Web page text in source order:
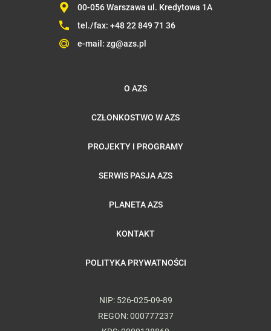
00-056 Warszawa ul. Kredytowa 1A
tel./fax: +48 22 849 71 36
e-mail: zg@azs.pl
O AZS
CZŁONKOSTWO W AZS
PROJEKTY I PROGRAMY
SERWIS PASJA AZS
PLANETA AZS
KONTAKT
POLITYKA PRYWATNOŚCI
NIP: 526-025-09-89
REGON: 000777237